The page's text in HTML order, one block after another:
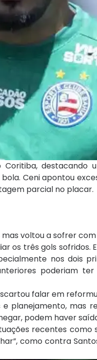
destacando
Ceni apontou
parcial no placar.
voltou a sofrer
os três gols sofridos.
nos dois
poderiam
falar em
planejamento, mas
podem haver
recentes como
como contra